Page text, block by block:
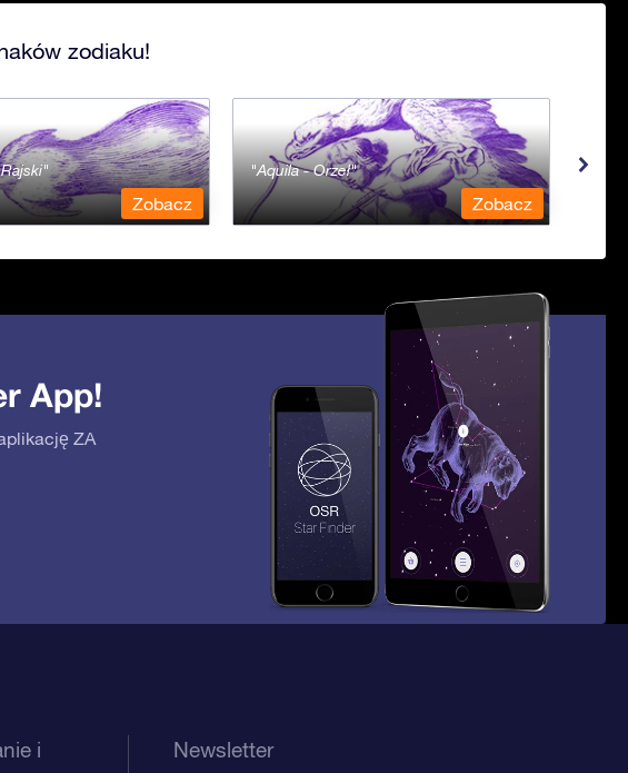
zodiaku!
Zobacz
Aquila - Orzeł
Zobacz
App!
ZA
i
Newsletter